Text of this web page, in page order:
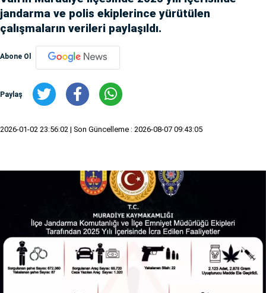
jandarma ve polis ekiplerince yürütülen
çalışmaların verileri paylaşıldı.
Abone Ol
Paylaş
2026-01-02 23:56:02 | Son Güncelleme : 2026-08-07 09:43:05